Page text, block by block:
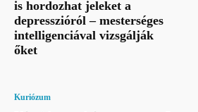
is hordozhat jeleket a
depresszióról – mesterséges
intelligenciával vizsgálják
őket
Kuriózum